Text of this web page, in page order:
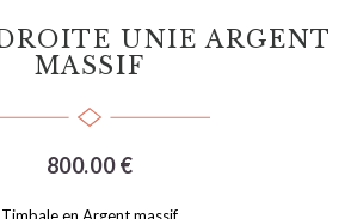
UNIE ARGENT
MASSIF
800.00 €
Timbale en Argent massif